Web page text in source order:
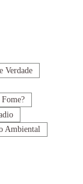
Verdade
Ambiental